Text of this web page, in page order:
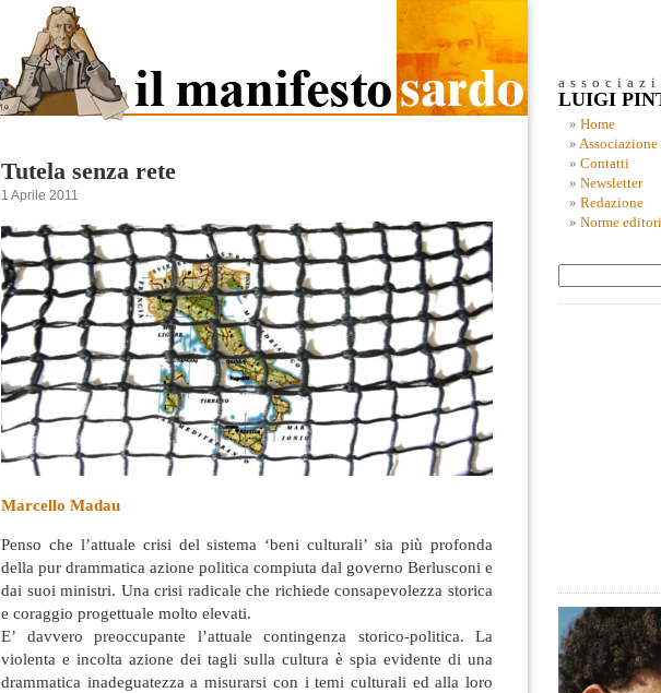
Tutela senza rete
1 Aprile 2011
Marcello Madau
Penso che l’attuale crisi del sistema ‘beni culturali’ sia più profonda
della pur drammatica azione politica compiuta dal governo Berlusconi e
dai suoi ministri. Una crisi radicale che richiede consapevolezza storica
e coraggio progettuale molto elevati.
E’ davvero preoccupante l’attuale contingenza storico-politica. La
violenta e incolta azione dei tagli sulla cultura è spia evidente di una
drammatica inadeguatezza a misurarsi con i temi culturali ed alla loro
LUIGI
Home
Associazione
Contatti
Newsletter
Redazione
Norme